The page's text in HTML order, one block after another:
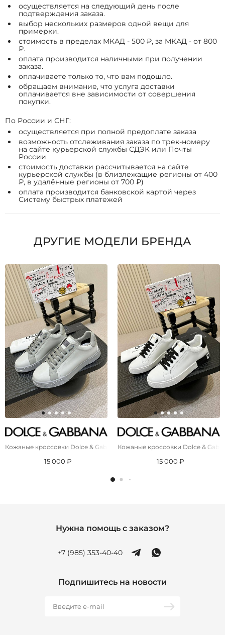
осуществляется на следующий день после
подтверждения заказа.
выбор нескольких размеров одной вещи для
примерки.
стоимость в пределах МКАД - 500 ₽, за МКАД - от 800
₽.
оплата производится наличными при получении
заказа.
оплачиваете только то, что вам подошло.
обращаем внимание, что услуга доставки
оплачивается вне зависимости от совершения
покупки.
По России и СНГ:
осуществляется при полной предоплате заказа
возможность отслеживания заказа по трек-номеру
на сайте курьерской службы СДЭК или Почты
России
стоимость доставки рассчитывается на сайте
курьерской службы (в близлежащие регионы от 400
₽, в удалённые регионы от 700 ₽)
оплата производится банковской картой через
Систему быстрых платежей
ДРУГИЕ МОДЕЛИ БРЕНДА
Кожаные кроссовки Dolce & Gabbana Portofino - Grey
15 000 ₽
Кожаные кроссовки Dolce &
15 000 ₽
Нужна помощь с заказом?
+7 (985) 353-40-40
Подпишитесь на новости